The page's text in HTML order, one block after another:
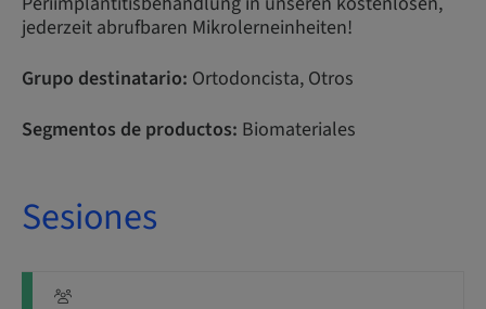
jederzeit abrufbaren Mikrolerneinheiten!
Grupo destinatario: Ortodoncista, Otros
Segmentos de productos: Biomateriales
Sesiones